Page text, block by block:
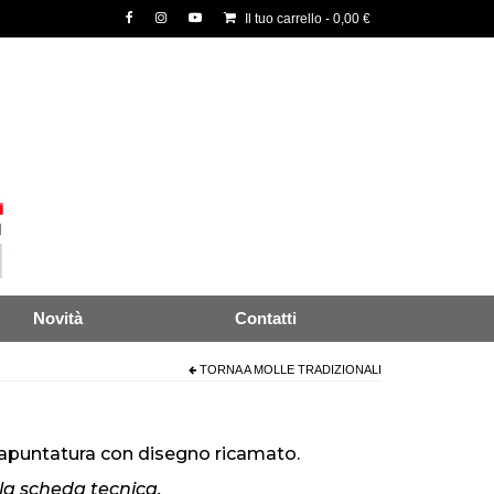
Il tuo carrello - 0,00 €
Novità Contatti
TORNA AMOLLE TRADIZIONALI
con disegno ricamato.
scheda tecnica.